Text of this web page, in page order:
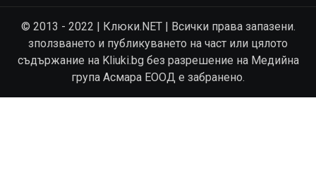
© 2013 - 2022 | Клюки.NET | Всички права запазени.
зползването и публикуването на част или цялото
съдържание на Kliuki.bg без разрешение на Медийна
група Асмара ЕООД е забранено.